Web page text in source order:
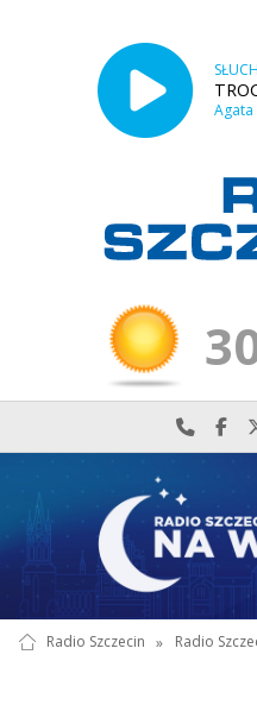
Agata
Radio Szczecin » Radio